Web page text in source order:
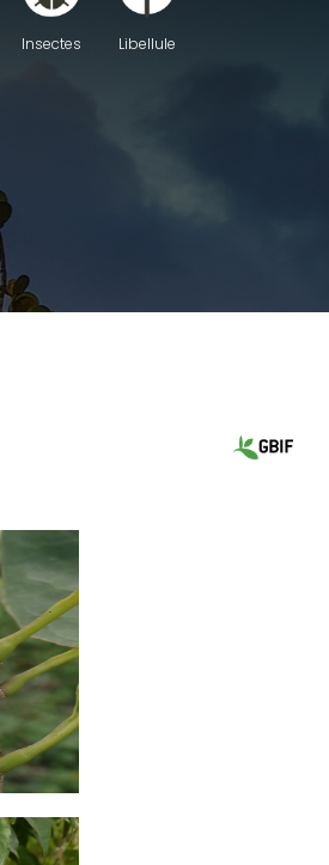
Insectes Libellule